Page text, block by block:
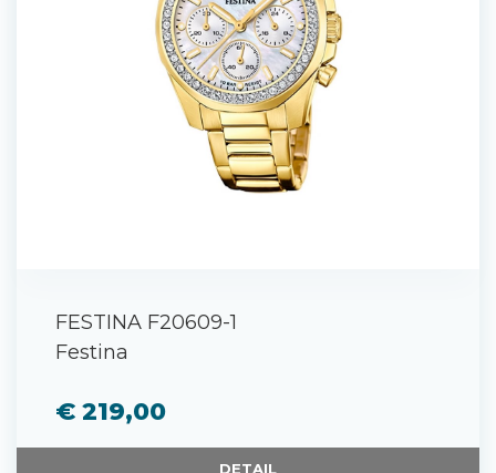
FESTINA F20609-1
Festina
€ 219,00
DETAIL